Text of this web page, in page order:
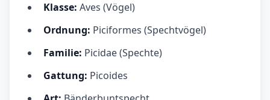
Klasse: Aves (Vögel)
Ordnung: Piciformes (Spechtvögel)
Familie: Picidae (Spechte)
Gattung: Picoides